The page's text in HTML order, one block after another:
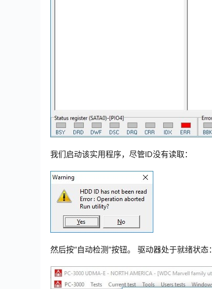
我们启动该实用程序，尽管ID没有读取：
然后按“自动检测”按钮。 驱动器处于就绪状态：